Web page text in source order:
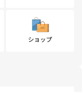
ショップ